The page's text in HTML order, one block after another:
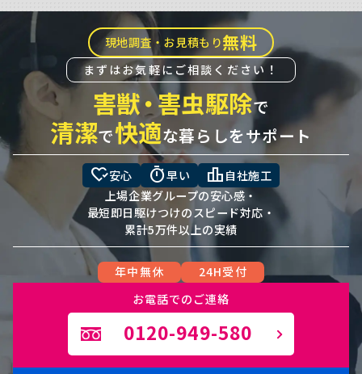
現地調査・お見積もり無料
まずはお気軽にご相談ください！
害獣・害虫駆除で
清潔で快適な暮らしをサポート
heart_check安心 timer早い leaderboard 自社施工
上場企業グループの安心感・
最短即日駆けつけのスピード対応・
累計5万件以上の実績
年中無休
24H受付
お電話でのご連絡
0120-949-580